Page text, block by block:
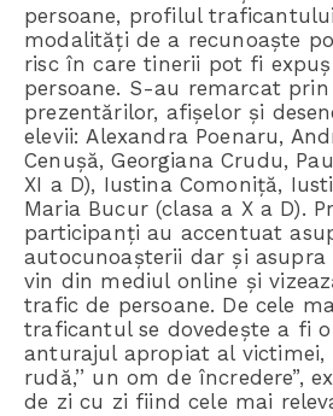
persoane, profilul
modalități de a recunoaște
risc în care tinerii pot fi
persoane. S-au remarcat
prezentărilor, afișelor și
elevii: Alexandra Poenaru,
Cenușă, Georgiana Crudu,
XI a D), Iustina Comoniță,
Maria Bucur (clasa a X a D).
participanți au accentuat
autocunoașterii dar și asupra
vin din mediul online și
trafic de persoane. De cele
traficantul se dovedește a fi
anturajul apropiat al victimei,
rudă,’’ un om de încredere”,
de zi cu zi fiind cele mai